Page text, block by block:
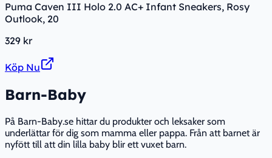
Puma Caven III Holo 2.0 AC+ Infant Sneakers, Rosy
Outlook, 20
329 kr
Köp Nu
Barn-Baby
På Barn-Baby.se hittar du produkter och leksaker som
underlättar för dig som mamma eller pappa. Från att barnet är
nyfött till att din lilla baby blir ett vuxet barn.